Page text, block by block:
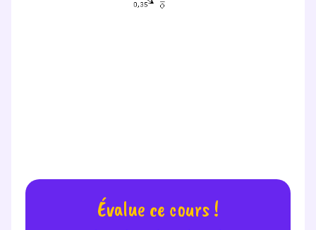
Évalue ce cours !
Des profs expérimentés disponibles
à la demande par tchat, audio ou